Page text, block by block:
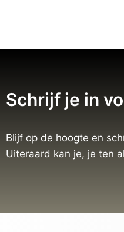
Schrijf je in
Blijf op de hoogte en
Uiteraard kan je, je ten